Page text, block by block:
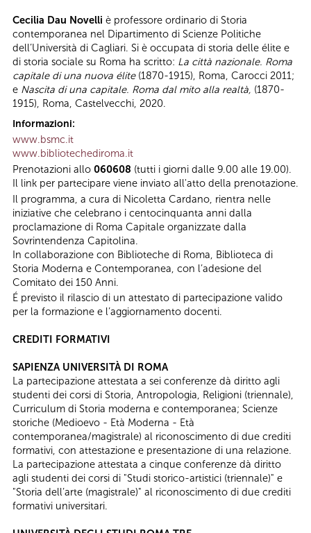
Cecilia Dau Novelli è professore ordinario di Storia
contemporanea nel Dipartimento di Scienze Politiche
dell’Università di Cagliari. Si è occupata di storia delle élite e
di storia sociale su Roma ha scritto: La città nazionale. Roma
capitale di una nuova élite(1870-1915), Roma, Carocci 2011;
e Nascita di una capitale. Roma dal mito alla realtà, (1870-
1915), Roma, Castelvecchi, 2020.
Informazioni:
www.bsmc.it
www.bibliotechediroma.it
Prenotazioni allo 060608 (tutti i giorni dalle 9.00 alle 19.00).
Il link per partecipare viene inviato all'atto della prenotazione.
Il programma, a cura di Nicoletta Cardano, rientra nelle
iniziative che celebrano i centocinquanta anni dalla
proclamazione di Roma Capitale organizzate dalla
Sovrintendenza Capitolina.
In collaborazione con Biblioteche di Roma, Biblioteca di
Storia Moderna e Contemporanea, con l’adesione del
Comitato dei 150 Anni.
É previsto il rilascio di un attestato di partecipazione valido
per la formazione e l’aggiornamento docenti.
CREDITI FORMATIVI
SAPIENZA UNIVERSITÀ DI ROMA
La partecipazione attestata a sei conferenze dà diritto agli
studenti dei corsi di Storia, Antropologia, Religioni (triennale),
Curriculum di Storia moderna e contemporanea; Scienze
storiche (Medioevo - Età Moderna - Età
contemporanea/magistrale) al riconoscimento di due crediti
formativi, con attestazione e presentazione di una relazione.
​La partecipazione attestata a cinque conferenze dà diritto
agli studenti dei corsi di "Studi storico-artistici (triennale)" e
"Storia dell’arte (magistrale)" al riconoscimento di due crediti
formativi universitari.